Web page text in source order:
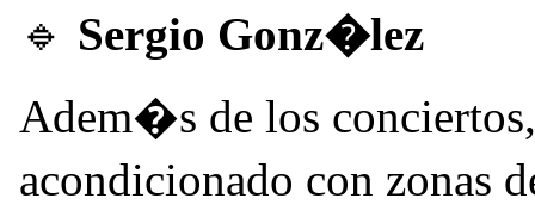
🔹 Sergio Gonz�lez
Adem�s de los
acondicionado con zonas